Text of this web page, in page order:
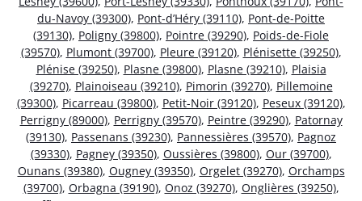
du-Navoy (39300), Pont-d’Héry (39110), Pont-de-Poitte
(39130), Poligny (39800), Pointre (39290), Poids-de-Fiole
(39570), Plumont (39700), Pleure (39120), Plénisette (39250),
Plénise (39250), Plasne (39800), Plasne (39210), Plaisia
(39270), Plainoiseau (39210), Pimorin (39270), Pillemoine
(39300), Picarreau (39800), Petit-Noir (39120), Peseux (39120),
Perrigny (89000), Perrigny (39570), Peintre (39290), Patornay
(39130), Passenans (39230), Pannessières (39570), Pagnoz
(39330), Pagney (39350), Oussières (39800), Our (39700),
Ounans (39380), Ougney (39350), Orgelet (39270), Orchamps
(39700), Orbagna (39190), Onoz (39270), Onglières (39250),